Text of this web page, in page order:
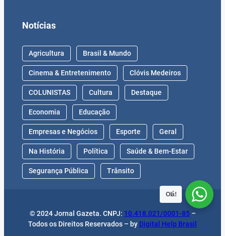
Notícias
Agricultura Brasil & Mundo
Cinema & Entretenimento Clóvis Medeiros
COLUNISTAS Cultura Destaque
Economia Educação
Empresas e Negócios Esporte Geral
Na História Política Saúde & Bem-Estar
Segurança Pública Trânsito
© 2024 Jornal Gazeta. CNPJ: 10.418.021/0001-85–
Todos os Direitos Reservados – by Digital Help Brasil
Olá!